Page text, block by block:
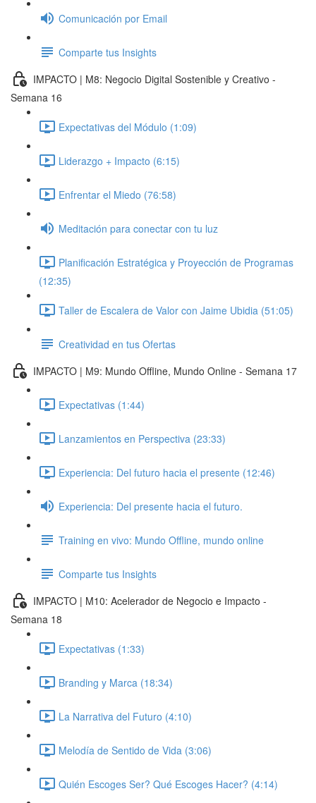
Comunicación por Email
Comparte tus Insights
IMPACTO | M8: Negocio Digital Sostenible y Creativo -
Semana 16
Expectativas del Módulo (1:09)
Liderazgo + Impacto (6:15)
Enfrentar el Miedo (76:58)
Meditación para conectar con tu luz
Planificación Estratégica y Proyección de Programas
(12:35)
Taller de Escalera de Valor con Jaime Ubidia (51:05)
Creatividad en tus Ofertas
IMPACTO | M9: Mundo Offline, Mundo Online - Semana 17
Expectativas (1:44)
Lanzamientos en Perspectiva (23:33)
Experiencia: Del futuro hacia el presente (12:46)
Experiencia: Del presente hacia el futuro.
Training en vivo: Mundo Offline, mundo online
Comparte tus Insights
IMPACTO | M10: Acelerador de Negocio e Impacto -
Semana 18
Expectativas (1:33)
Branding y Marca (18:34)
La Narrativa del Futuro (4:10)
Melodía de Sentido de Vida (3:06)
Quién Escoges Ser? Qué Escoges Hacer? (4:14)